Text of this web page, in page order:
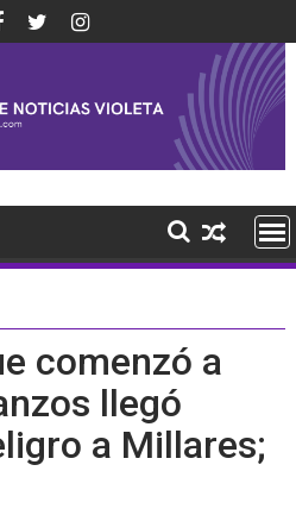
comenzó a
llegó
a Millares;